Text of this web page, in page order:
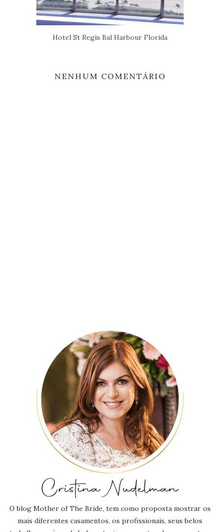
Hotel St Regis Bal Harbour Florida
NENHUM COMENTÁRIO
O blog Mother of The Bride, tem como proposta mostrar os
mais diferentes casamentos, os profissionais, seus belos